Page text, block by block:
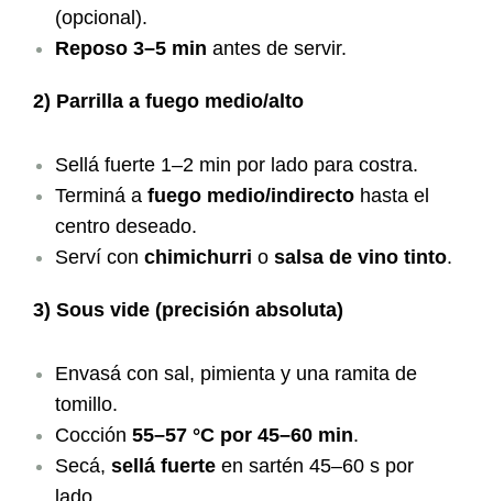
(opcional).
Reposo 3–5 min antes de servir.
2) Parrilla a fuego medio/alto
Sellá fuerte 1–2 min por lado para costra.
Terminá a fuego medio/indirecto hasta el
centro deseado.
Serví con chimichurri o salsa de vino tinto.
3) Sous vide (precisión absoluta)
Envasá con sal, pimienta y una ramita de
tomillo.
Cocción 55–57 °C por 45–60 min.
Secá, sellá fuerte en sartén 45–60 s por